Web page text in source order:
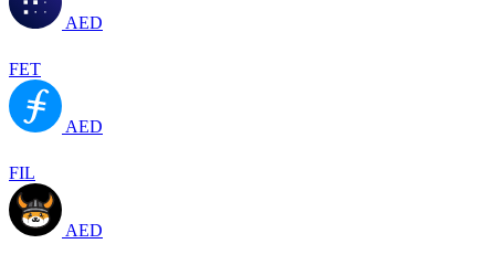
AED
FET
AED
FIL
AED